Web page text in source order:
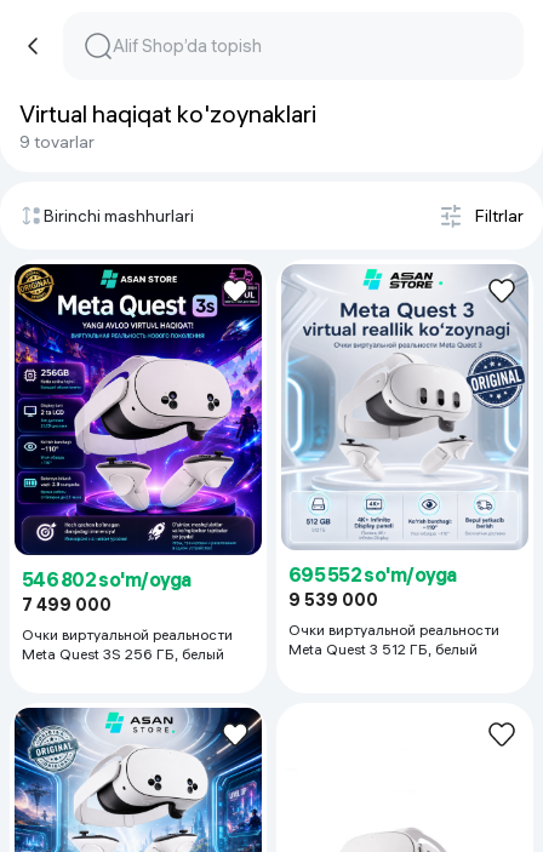
Virtual haqiqat ko'zoynaklari
9 tovarlar
Birinchi mashhurlari Filtrlar
546 802 so'm/oyga
7 499 000
Очки виртуальной реальности
Meta Quest 3S 256 ГБ, белый
695 552 so'm/oyga
9 539 000
Очки виртуальной реальности
Meta Quest 3 512 ГБ, белый